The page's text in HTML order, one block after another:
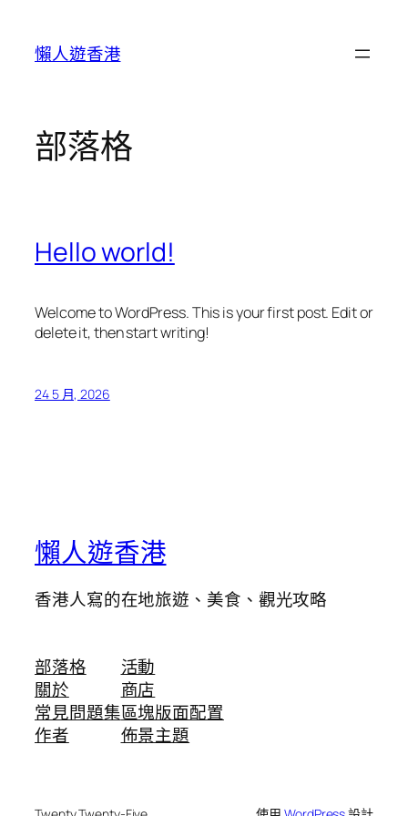
懶人遊香港
部落格
Hello world!
Welcome to WordPress. This is your first post. Edit or
delete it, then start writing!
24 5 月, 2026
懶人遊香港
香港人寫的在地旅遊、美食、觀光攻略
部落格
關於
常見問題集
作者
活動
商店
區塊版面配置
佈景主題